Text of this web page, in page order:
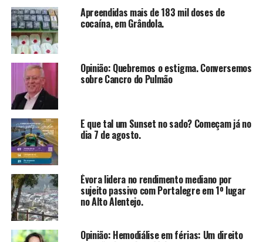
Apreendidas mais de 183 mil doses de
cocaína, em Grândola.
Opinião: Quebremos o estigma. Conversemos
sobre Cancro do Pulmão
E que tal um Sunset no sado? Começam já no
dia 7 de agosto.
Évora lidera no rendimento mediano por
sujeito passivo com Portalegre em 1º lugar
no Alto Alentejo.
Opinião: Hemodiálise em férias: Um direito